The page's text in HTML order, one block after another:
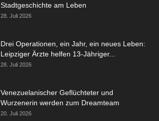
Stadtgeschichte am Leben
28. Juli 2026
Drei Operationen, ein Jahr, ein neues Leben:
Leipziger Ärzte helfen 13-Jähriger...
28. Juli 2026
Venezuelanischer Geflüchteter und
Wurzenerin werden zum Dreamteam
20. Juli 2026